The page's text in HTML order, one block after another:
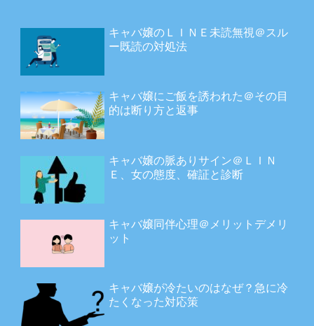
キャバ嬢のＬＩＮＥ未読無視＠スル
ー既読の対処法
キャバ嬢にご飯を誘われた＠その目
的は断り方と返事
キャバ嬢の脈ありサイン＠ＬＩＮ
Ｅ、女の態度、確証と診断
キャバ嬢同伴心理＠メリットデメリ
ット
キャバ嬢が冷たいのはなぜ？急に冷
たくなった対応策